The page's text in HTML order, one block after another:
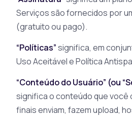
Serviços são fornecidos por
(gratuito ou pago).
“Políticas”significa, em
Uso Aceitável e Política
“Conteúdo do Usuário” (ou
significa o conteúdo que você
finais enviam, fazem upload,